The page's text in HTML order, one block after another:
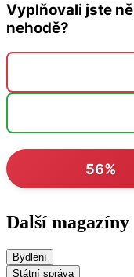
Vyplňovali jste
nehodě?
56%
Další magazíny
Bydlení
Státní správa